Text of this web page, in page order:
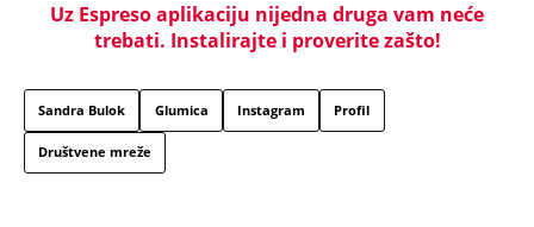
Uz Espreso aplikaciju nijedna druga vam neće
trebati. Instalirajte i proverite zašto!
Sandra Bulok Glumica Instagram Profil
Društvene mreže